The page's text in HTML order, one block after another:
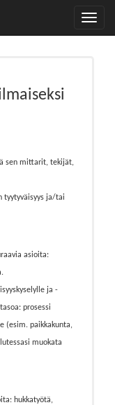
sen mittarit, tekijät,
tyytyväisyys ja/tai
asioita:
ja -
prosessi
(esim. paikkakunta,
muokata
hukkatyötä,